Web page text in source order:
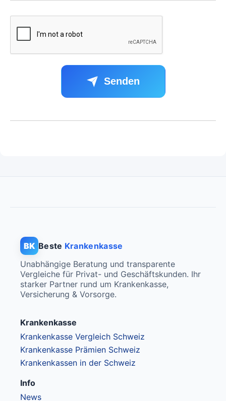
Senden
BK Beste Krankenkasse
Unabhängige Beratung und transparente
Vergleiche für Privat- und Geschäftskunden. Ihr
starker Partner rund um Krankenkasse,
Versicherung & Vorsorge.
Krankenkasse
Krankenkasse Vergleich Schweiz
Krankenkasse Prämien Schweiz
Krankenkassen in der Schweiz
Info
News